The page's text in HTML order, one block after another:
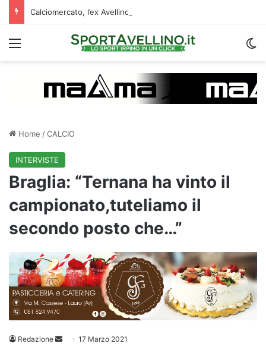
Menu
Home /CALCIO
INTERVISTE
Braglia: “Ternana ha vinto il
campionato,tuteliamo il
secondo posto che…”
Redazione
Invia 17 Marzo 2021